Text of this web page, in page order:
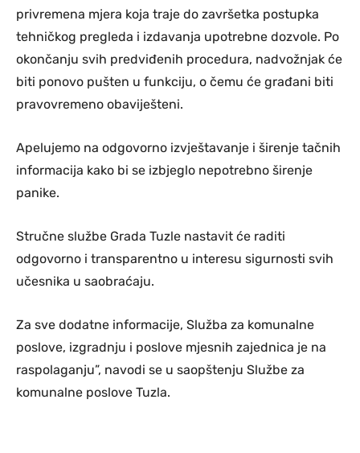
privremena mjera koja traje do završetka postupka
tehničkog pregleda i izdavanja upotrebne dozvole. Po
okončanju svih predviđenih procedura, nadvožnjak će
biti ponovo pušten u funkciju, o čemu će građani biti
pravovremeno obaviješteni.
Apelujemo na odgovorno izvještavanje i širenje tačnih
informacija kako bi se izbjeglo nepotrebno širenje
panike.
Stručne službe Grada Tuzle nastavit će raditi
odgovorno i transparentno u interesu sigurnosti svih
učesnika u saobraćaju.
Za sve dodatne informacije, Služba za komunalne
poslove, izgradnju i poslove mjesnih zajednica je na
raspolaganju”, navodi se u saopštenju Službe za
komunalne poslove Tuzla.